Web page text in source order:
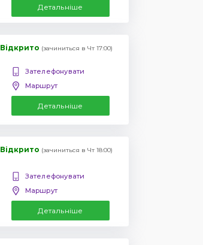
Детальніше
Відкрито (зачиниться в Чт 17:00)
Зателефонувати
Маршрут
Детальніше
Відкрито (зачиниться в Чт 18:00)
Зателефонувати
Маршрут
Детальніше